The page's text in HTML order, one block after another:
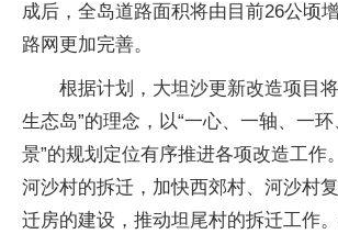
成后，全岛道路面积将由目前26公顷
路网更加完善。
根据计划，大坦沙更新改造项目
生态岛”的理念，以“一心、一轴、一
景”的规划定位有序推进各项改造工作
河沙村的拆迁，加快西郊村、河沙村
迁房的建设，推动坦尾村的拆迁工作